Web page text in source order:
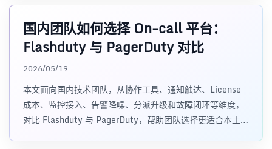
国内团队如何选择 On-call 平台：
Flashduty 与 PagerDuty 对比
2026/05/19
本文面向国内技术团队，从协作工具、通知触达、License
成本、监控接入、告警降噪、分派升级和故障闭环等维度，
对比 Flashduty 与 PagerDuty，帮助团队选择更适合本土工